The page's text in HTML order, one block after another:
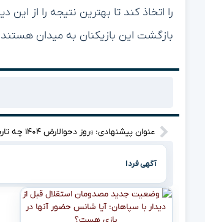
را اتخاذ کند تا بهترین نتیجه را از
بازگشت این بازیکنان به میدان
آگهی فردا